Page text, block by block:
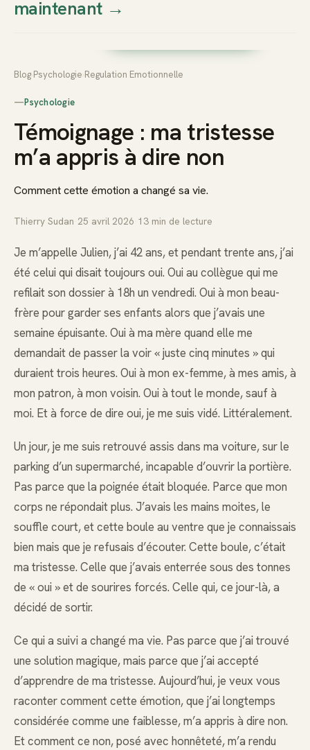
Thierry
Prendre rendez-vous dès
maintenant→
Blog Psychologie Regulation Emotionnelle
—Psychologie
Témoignage : ma tristesse
m’a appris à dire non
Comment cette émotion a changé sa vie.
Thierry Sudan 25 avril 2026 13 min de lecture
Je m’appelle Julien, j’ai 42 ans, et pendant trente ans, j’ai
été celui qui disait toujours oui. Oui au collègue qui me
refilait son dossier à 18h un vendredi. Oui à mon beau-
frère pour garder ses enfants alors que j’avais une
semaine épuisante. Oui à ma mère quand elle me
demandait de passer la voir « juste cinq minutes » qui
duraient trois heures. Oui à mon ex-femme, à mes amis, à
mon patron, à mon voisin. Oui à tout le monde, sauf à
moi. Et à force de dire oui, je me suis vidé. Littéralement.
Un jour, je me suis retrouvé assis dans ma voiture, sur le
parking d’un supermarché, incapable d’ouvrir la portière.
Pas parce que la poignée était bloquée. Parce que mon
corps ne répondait plus. J’avais les mains moites, le
souffle court, et cette boule au ventre que je connaissais
bien mais que je refusais d’écouter. Cette boule, c’était
ma tristesse. Celle que j’avais enterrée sous des tonnes
de « oui » et de sourires forcés. Celle qui, ce jour-là, a
décidé de sortir.
Ce qui a suivi a changé ma vie. Pas parce que j’ai trouvé
une solution magique, mais parce que j’ai accepté
d’apprendre de ma tristesse. Aujourd’hui, je veux vous
raconter comment cette émotion, que j’ai longtemps
considérée comme une faiblesse, m’a appris à dire non.
Et comment ce non, posé avec honnêteté, m’a rendu